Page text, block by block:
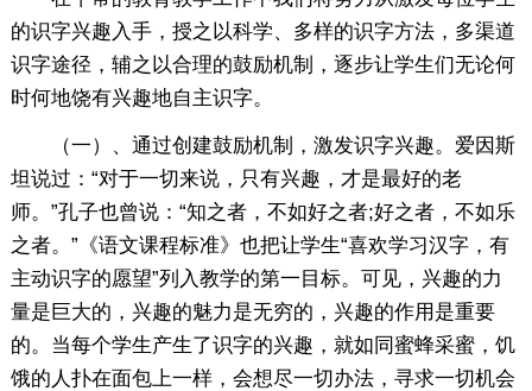
的识字兴趣入手，授之以科学、多样的识字方法，多渠道
识字途径，辅之以合理的鼓励机制，逐步让学生们无论何
时何地饶有兴趣地自主识字。
（一）、通过创建鼓励机制，激发识字兴趣。爱因斯
坦说过：“对于一切来说，只有兴趣，才是最好的老
师。”孔子也曾说：“知之者，不如好之者;好之者，不如乐
之者。”《语文课程标准》也把让学生“喜欢学习汉字，有
主动识字的愿望”列入教学的第一目标。可见，兴趣的力
量是巨大的，兴趣的魅力是无穷的，兴趣的作用是重要
的。当每个学生产生了识字的兴趣，就如同蜜蜂采蜜，饥
饿的人扑在面包上一样，会想尽一切办法，寻求一切机会